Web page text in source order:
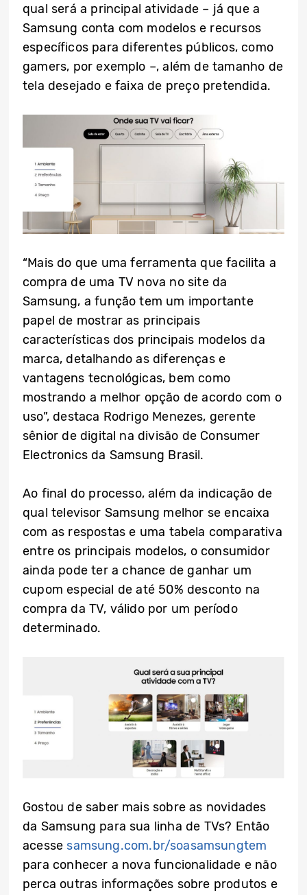
qual será a principal atividade – já que a
Samsung conta com modelos e recursos
específicos para diferentes públicos, como
gamers, por exemplo –, além de tamanho de
tela desejado e faixa de preço pretendida.
“Mais do que uma ferramenta que facilita a
compra de uma TV nova no site da
Samsung, a função tem um importante
papel de mostrar as principais
características dos principais modelos da
marca, detalhando as diferenças e
vantagens tecnológicas, bem como
mostrando a melhor opção de acordo com o
uso”, destaca Rodrigo Menezes, gerente
sênior de digital na divisão de Consumer
Electronics da Samsung Brasil.
Ao final do processo, além da indicação de
qual televisor Samsung melhor se encaixa
com as respostas e uma tabela comparativa
entre os principais modelos, o consumidor
ainda pode ter a chance de ganhar um
cupom especial de até 50% desconto na
compra da TV, válido por um período
determinado.
Gostou de saber mais sobre as novidades
da Samsung para sua linha de TVs? Então
acesse samsung.com.br/soasamsungtem
para conhecer a nova funcionalidade e não
perca outras informações sobre produtos e